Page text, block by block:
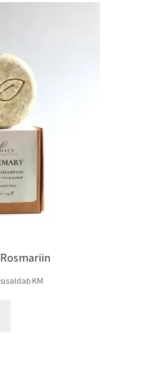
sisaldab KM